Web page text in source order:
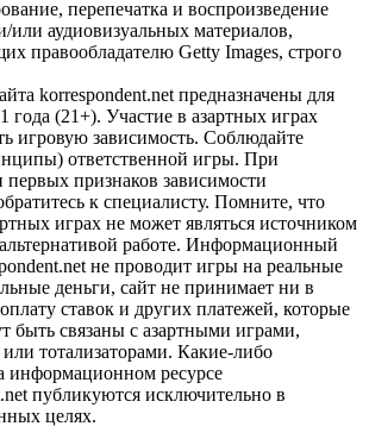
перепечатка и воспроизведение
или аудиовизуальных материалов,
правообладателю Getty Images, строго
korrespondent.net предназначены для
года (21+). Участие в азартных играх
игровую зависимость. Соблюдайте
ответственной игры. При
признаков зависимости
к специалисту. Помните, что
играх не может являться источником
работе. Информационный
не проводит игры на реальные
деньги, сайт не принимает ни в
ставок и других платежей, которые
быть связаны с азартными играми,
тотализаторами. Какие-либо
информационном ресурсе
публикуются исключительно в
целях.